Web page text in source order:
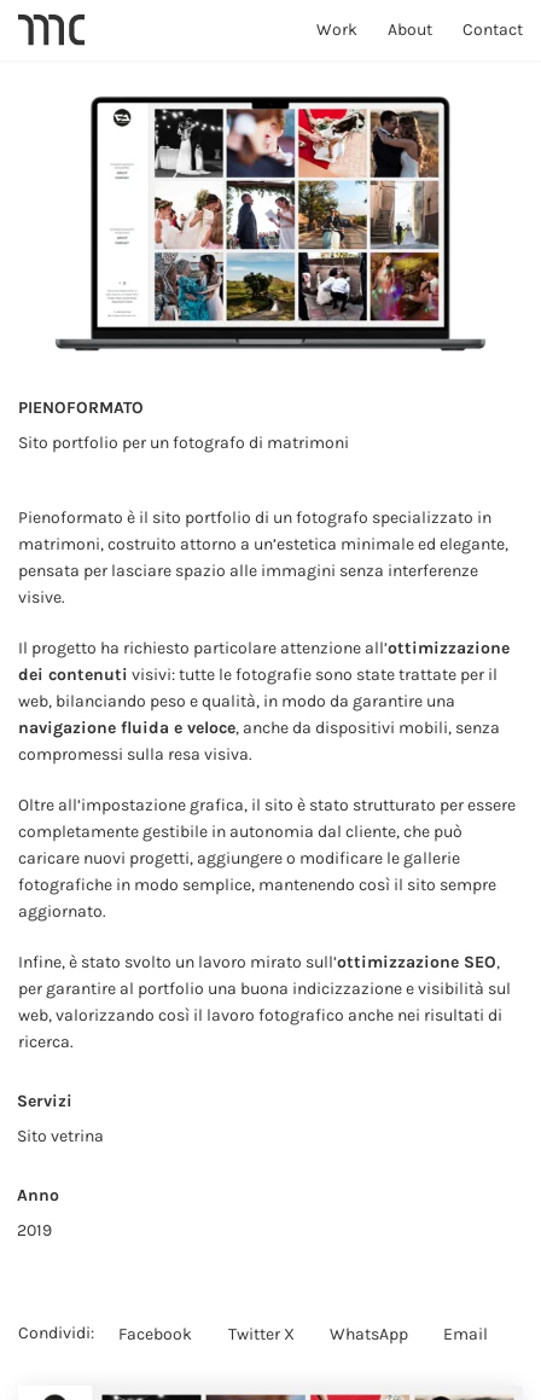
Salta
Work About Contact
PIENOFORMATO
Sito portfolio per un fotografo di matrimoni
Pienoformato è il sito portfolio di un fotografo specializzato in
matrimoni, costruito attorno a un’estetica minimale ed elegante,
pensata per lasciare spazio alle immagini senza interferenze
visive.
Il progetto ha richiesto particolare attenzione all’ottimizzazione
dei contenuti visivi: tutte le fotografie sono state trattate per il
web, bilanciando peso e qualità, in modo da garantire una
navigazione fluida e veloce, anche da dispositivi mobili, senza
compromessi sulla resa visiva.
Oltre all’impostazione grafica, il sito è stato strutturato per essere
completamente gestibile in autonomia dal cliente, che può
caricare nuovi progetti, aggiungere o modificare le gallerie
fotografiche in modo semplice, mantenendo così il sito sempre
aggiornato.
Infine, è stato svolto un lavoro mirato sull’ottimizzazione SEO,
per garantire al portfolio una buona indicizzazione e visibilità sul
web, valorizzando così il lavoro fotografico anche nei risultati di
ricerca.
Servizi
Sito vetrina
Anno
2019
Facebook Twitter X WhatsApp Email